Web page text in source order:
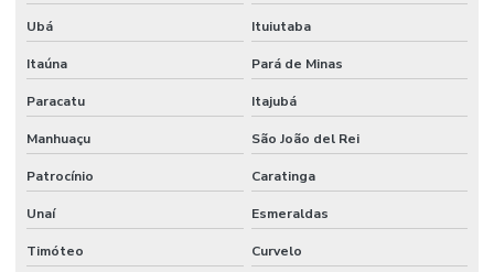
Manutenção De Impermeabilização Predial
Manutenção De Jardins E Limpeza
Manutenção De Sistemas Elétricos
Manutenção De Sistemas Elétricos E Hidráulicos
Manutenção De Sistemas Elétricos Prediais
Manutenção De Sistemas Hidráulicos
Ubá Ituiutaba
Itaúna Pará de Minas
Paracatu Itajubá
Manhuaçu São João del Rei
Patrocínio Caratinga
Unaí Esmeraldas
Timóteo Curvelo